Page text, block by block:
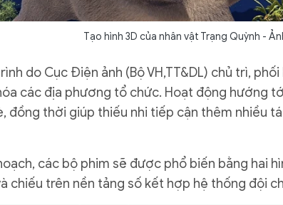
Tạo hình 3D của nhân vật Trạng Quỳnh -
do Cục Điện ảnh (Bộ VH,TT&DL) chủ trì,
các địa phương tổ chức. Hoạt động hướng
đồng thời giúp thiếu nhi tiếp cận thêm nhiều
các bộ phim sẽ được phổ biến bằng hai
chiếu trên nền tảng số kết hợp hệ thống đội